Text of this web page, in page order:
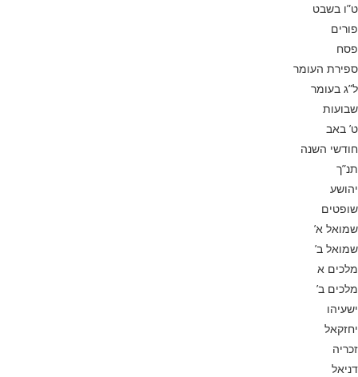
ט”ו בשבט
פורים
פסח
ספירת העומר
ל”ג בעומר
שבועות
ט’ באב
חודשי השנה
תנ”ך
יהושע
שופטים
שמואל א’
שמואל ב’
מלכים א
מלכים ב’
ישעיהו
יחזקאל
זכריה
דניאל